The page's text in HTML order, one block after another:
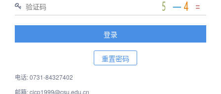
电话: 0731-84327402
邮箱: cjcp1999@csu.edu.cn